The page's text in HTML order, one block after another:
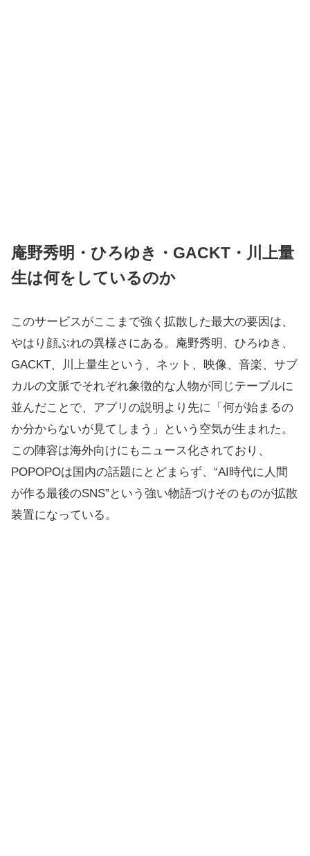
庵野秀明・ひろゆき・GACKT・川上量
生は何をしているのか
このサービスがここまで強く拡散した最大の要因は、
やはり顔ぶれの異様さにある。庵野秀明、ひろゆき、
GACKT、川上量生という、ネット、映像、音楽、サブ
カルの文脈でそれぞれ象徴的な人物が同じテーブルに
並んだことで、アプリの説明より先に「何が始まるの
か分からないが見てしまう」という空気が生まれた。
この陣容は海外向けにもニュース化されており、
POPOPOは国内の話題にとどまらず、“AI時代に人間
が作る最後のSNS”という強い物語づけそのものが拡散
装置になっている。